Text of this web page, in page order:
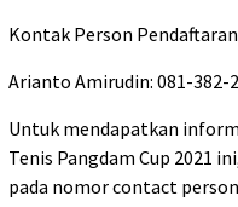
Kontak Person
Arianto Amirudin: 081-382-
Untuk mendapatkan
Tenis Pangdam Cup 2021
pada nomor contact